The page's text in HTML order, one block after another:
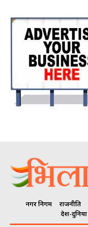
नगर निगम राजनीति
देश-दुनिया